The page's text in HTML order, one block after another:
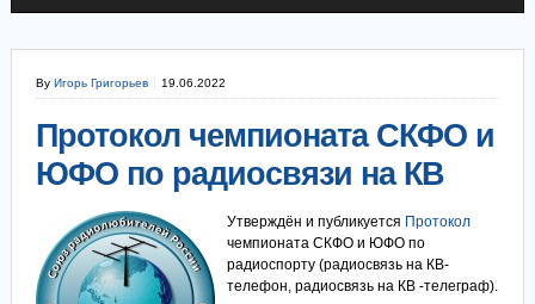
By Игорь Григорьев 19.06.2022
Протокол чемпионата СКФО и
ЮФО по радиосвязи на КВ
Утверждён и публикуется Протокол
чемпионата СКФО и ЮФО по
радиоспорту (радиосвязь на КВ-
телефон, радиосвязь на КВ -телеграф).